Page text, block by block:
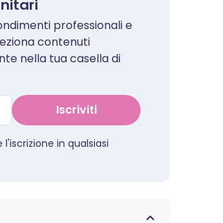
professionali e
contenuti
nella tua casella di
Iscriviti
l'iscrizione in qualsiasi